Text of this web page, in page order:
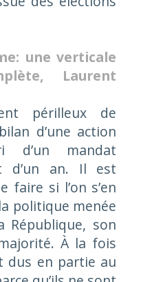
une verticale
Laurent
périlleux de
d’une action
d’un mandat
d’un an. Il est
faire si l’on s’en
politique menée
son
À la fois
dus en partie au